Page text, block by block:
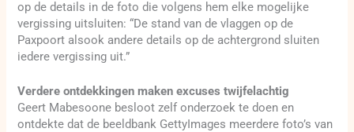
op de details in de foto die volgens hem elke mogelijke
vergissing uitsluiten: “De stand van de vlaggen op de
Paxpoort alsook andere details op de achtergrond sluiten
iedere vergissing uit.”
Verdere ontdekkingen maken excuses twijfelachtig
Geert Mabesoone besloot zelf onderzoek te doen en
ontdekte dat de beeldbank GettyImages meerdere foto’s van